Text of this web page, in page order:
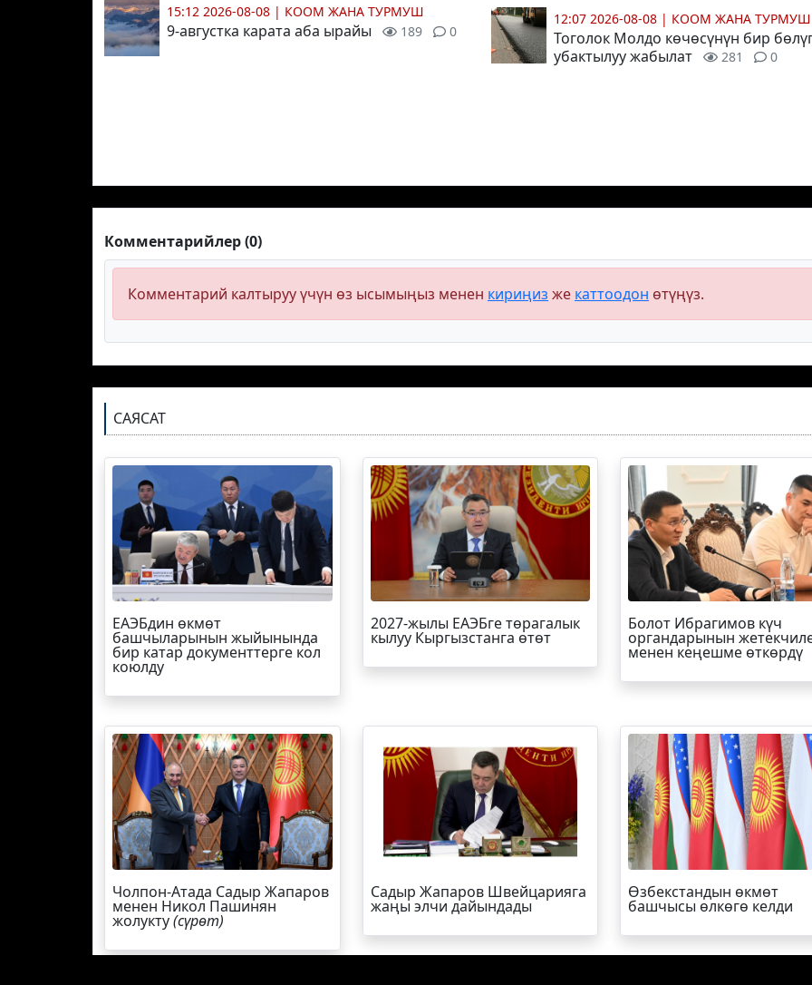
15:12 2026-08-08 | КООМ ЖАНА ТУРМУШ
9-августка карата аба ырайы 189 0
12:07 2026-08-08 | КООМ ЖАНА ТУРМУШ
Тоголок Молдо көчөсүнүн бир
убактылуу жабылат
281 0
Комментарийлер (0)
Комментарий калтыруу үчүн өз ысымыңыз менен кириңиз же каттоодон өтүңүз.
САЯСАТ
ЕАЭБдин өкмөт
башчыларынын жыйынында
бир катар документтерге кол
коюлду
2027-жылы ЕАЭБге төрагалык
кылуу Кыргызстанга өтөт
Болот Ибрагимов күч
органдарынын
менен кеңешме өткөрдү
Чолпон-Атада Садыр Жапаров
менен Никол Пашинян
жолукту(сүрөт)
Садыр Жапаров Швейцарияга
жаңы элчи дайындады
Өзбекстандын өкмөт
башчысы өлкөгө келди